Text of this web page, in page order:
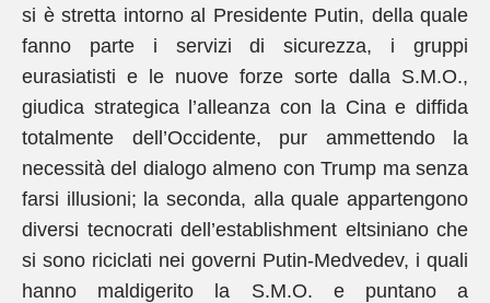
si è stretta intorno al Presidente Putin, della quale
fanno parte i servizi di sicurezza, i gruppi
eurasiatisti e le nuove forze sorte dalla S.M.O.,
giudica strategica l’alleanza con la Cina e diffida
totalmente dell’Occidente, pur ammettendo la
necessità del dialogo almeno con Trump ma senza
farsi illusioni; la seconda, alla quale appartengono
diversi tecnocrati dell’establishment eltsiniano che
si sono riciclati nei governi Putin-Medvedev, i quali
hanno maldigerito la S.M.O. e puntano a